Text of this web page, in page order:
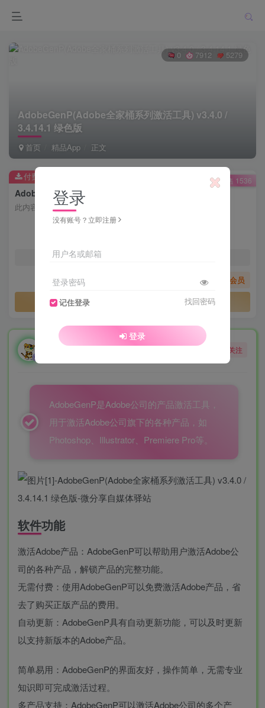
AdobeGenP(Adobe全家桶系列激活工具) v3.4.0 /
3.4.14.1 绿色版
首页 精品App 正文
0 7912 5279
此内容为付费资源，请付费后查看
月度会员免费
您暂无购买权限，请先开通会员
付费资源 已售 1536
勇敢的大野狼 关注
AdobeGenP是Adobe公司的产品激活工具，
用于激活Adobe公司旗下的各种产品，如
Photoshop、Illustrator、Premiere Pro等。
软件功能
激活Adobe产品：AdobeGenP可以帮助用户激活Adobe公
司的各种产品，解锁产品的完整功能。
无需付费：使用AdobeGenP可以免费激活Adobe产品，省
去了购买正版产品的费用。
自动更新：AdobeGenP具有自动更新功能，可以及时更新
以支持新版本的Adobe产品。
简单易用：AdobeGenP的界面友好，操作简单，无需专业
知识即可完成激活过程。
多产品支持：AdobeGenP可以激活Adobe公司的多个产
登录
没有账号？立即注册
用户名或邮箱
登录密码
记住登录 找回密码
登录